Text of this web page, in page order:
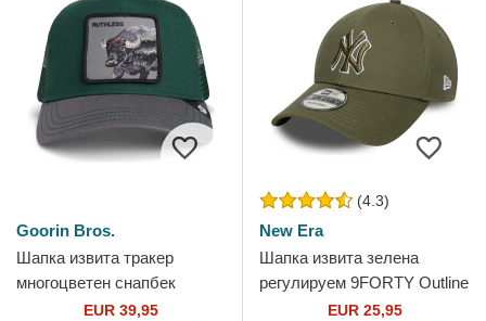
Goorin Bros.
Шапка извита тракер
многоцветен снапбек
Ruthless Two-Tone Buffalo
EUR 39,95
(4.3)
New Era
Шапка извита зелена
регулируем 9FORTY Outline
на New York Yankees MLB
EUR 25,95